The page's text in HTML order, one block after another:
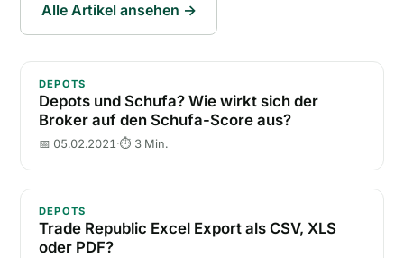
Alle Artikel ansehen →
Depots und Schufa? Wie wirkt sich der Broker auf
DEPOTS
Depots und Schufa? Wie wirkt sich der
Broker auf den Schufa-Score aus?
📅 05.02.2021·⏱ 3 Min.
Trade Republic Excel Export als CSV, XLS oder PDF?
DEPOTS
Trade Republic Excel Export als CSV, XLS
oder PDF?